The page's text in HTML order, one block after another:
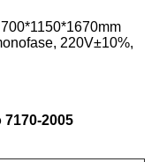
220V±10%,
7170-2005